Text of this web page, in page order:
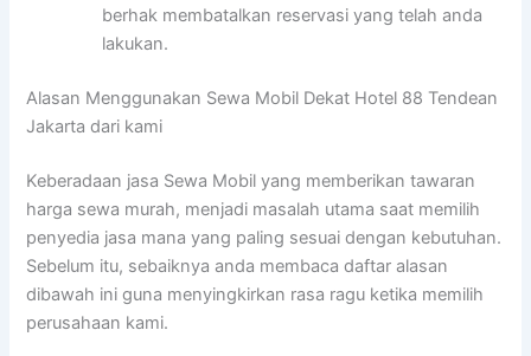
berhak membatalkan reservasi yang telah anda
lakukan.
Alasan Menggunakan Sewa Mobil Dekat Hotel 88 Tendean
Jakarta dari kami
Keberadaan jasa Sewa Mobil yang memberikan tawaran
harga sewa murah, menjadi masalah utama saat memilih
penyedia jasa mana yang paling sesuai dengan kebutuhan.
Sebelum itu, sebaiknya anda membaca daftar alasan
dibawah ini guna menyingkirkan rasa ragu ketika memilih
perusahaan kami.